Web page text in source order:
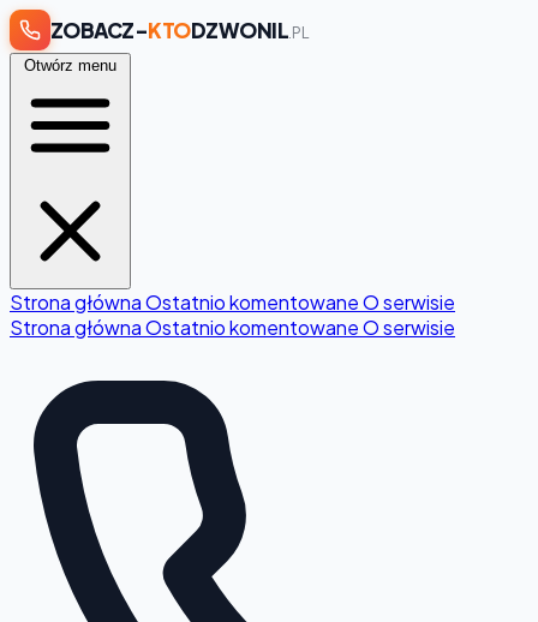
ZOBACZ-KTODZWONIL .PL
Otwórz menu
Strona głównaOstatnio komentowaneO serwisie
Strona głównaOstatnio komentowaneO serwisie